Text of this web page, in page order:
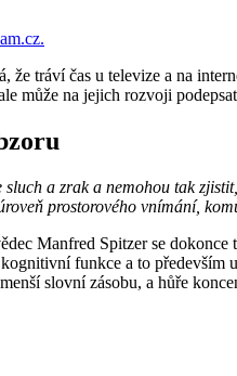
že tráví čas u televize a na
může na jejich rozvoji
a zrak a nemohou tak
prostorového vnímání,
Manfred Spitzer se
funkce a to především
slovní zásobu, a hůře